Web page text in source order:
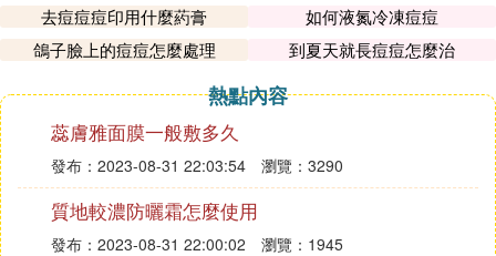
且可以控油。
要做好防曬措施，盡量減少紫外線對皮膚的傷害。
(2)夏天為什麼皮膚起痘痘擴展閱讀
長痘吃的食物：
1、富含B族維生素的食物。
去痘痘痘印用什麼葯膏
如何液氮冷凍痘痘
鴿子臉上的痘痘怎麼處理
到夏天就長痘痘怎麼治
熱點內容
蕊膚雅面膜一般敷多久
發布：2023-08-31 22:03:54 瀏覽：3290
質地較濃防曬霜怎麼使用
發布：2023-08-31 22:00:02 瀏覽：1945